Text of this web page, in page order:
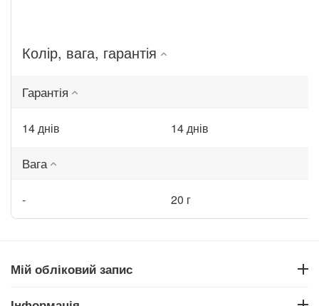
Колір, вага, гарантія
Гарантія
14 днів 14 днів
Вага
- 20 г
Мій обліковий запис